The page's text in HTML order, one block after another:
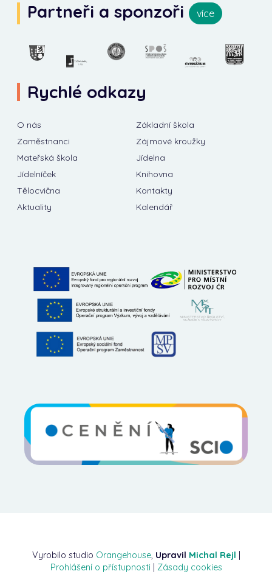
Partneři a sponzoři více
Rychlé odkazy
O nás
Základní škola
Zaměstnanci
Zájmové kroužky
Mateřská škola
Jídelna
Jídelníček
Knihovna
Tělocvična
Kontakty
Aktuality
Kalendář
Vyrobilo studio Orangehouse, Upravil Michal Rejl |
Prohlášení o přístupnosti | Zásady cookies